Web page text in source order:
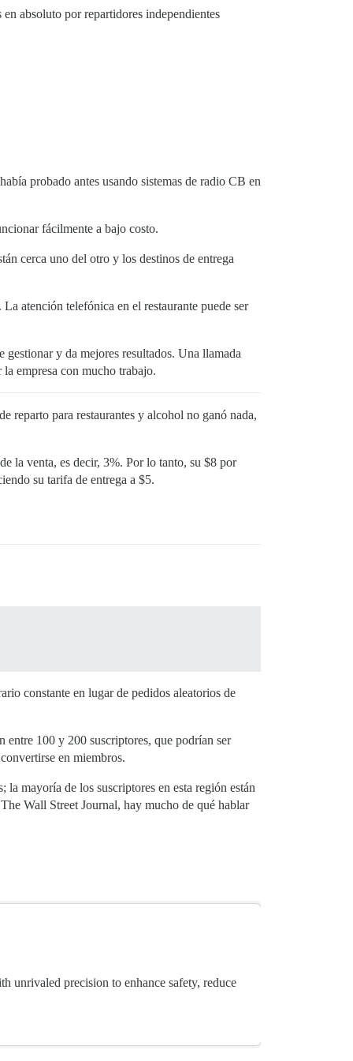
absoluto por repartidores independientes
probado antes usando sistemas de radio CB en
fácilmente a bajo costo.
cerca uno del otro y los destinos de entrega
atención telefónica en el restaurante puede ser
gestionar y da mejores resultados. Una llamada
empresa con mucho trabajo.
reparto para restaurantes y alcohol no ganó nada,
la venta, es decir, 3%. Por lo tanto, su $8 por
su tarifa de entrega a $5.
constante en lugar de pedidos aleatorios de
entre 100 y 200 suscriptores, que podrían ser
en miembros.
mayoría de los suscriptores en esta región están
Wall Street Journal, hay mucho de qué hablar
unrivaled precision to enhance safety, reduce